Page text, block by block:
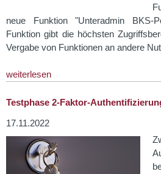
neue Funktion "Unteradmin BKS-
Funktion gibt die höchsten
Vergabe von Funktionen an andere
weiterlesen
Testphase 2-Faktor-
17.11.2022